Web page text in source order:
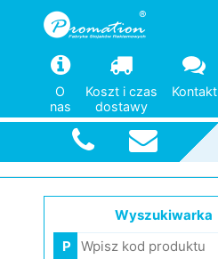
O
nas
Koszt i czas
dostawy
Kontakt
Wyszukiwarka